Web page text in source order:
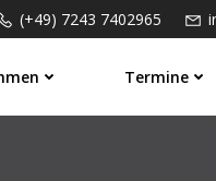
(+49) 7243 7402965
Termine